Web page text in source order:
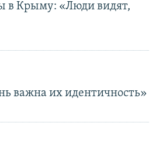
в Крыму: «Люди видят,
важна их идентичность»